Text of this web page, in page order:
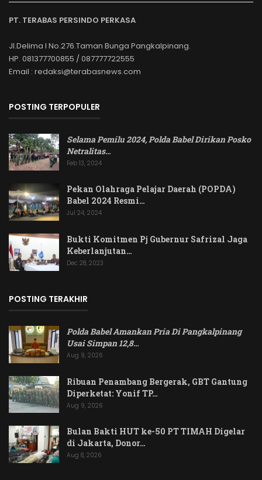
PT. TERABAS PERSINDO PERKASA
Jl.Delima I No.276.Taman Bunga Pangkalpinang.
HP. 081377700855 / 087777722555
Email : redaksi@terabasnews.com
POSTING TERPOPULER
Selama Pemilu 2024, Polda Babel Dirikan Posko
Netralitas…
Feb 13, 2024
Pekan Olahraga Pelajar Daerah (POPDA)
Babel 2024 Resmi…
Jul 24, 2024
Bukti Komitmen Pj Gubernur Safrizal Jaga
Keberlanjutan…
Dec 28, 2023
POSTING TERAKHIR
Polda Babel Amankan Pria Di Pangkalpinang
Usai Simpan 12,8…
Aug 9, 2026
Ribuan Penambang Bergerak, GBT Gantung
Diperketat: Yonif TP…
Aug 9, 2026
Bulan Bakti HUT ke-50 PT TIMAH Digelar
di Jakarta, Donor…
Aug 8, 2026